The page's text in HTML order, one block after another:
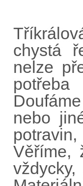
chystá
nelze
nebo
Věříme,